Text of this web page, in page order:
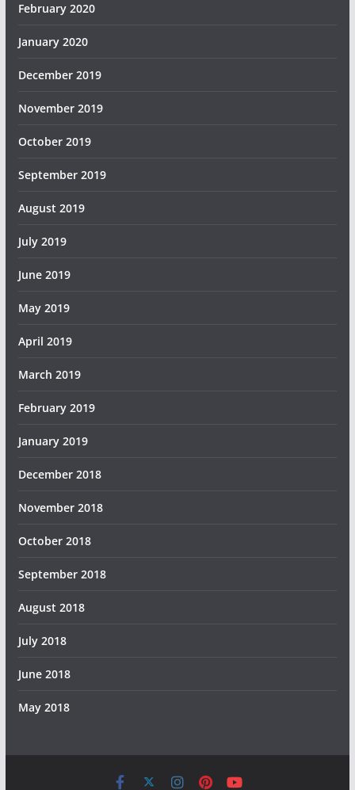
February 2020
January 2020
December 2019
November 2019
October 2019
September 2019
August 2019
July 2019
June 2019
May 2019
April 2019
March 2019
February 2019
January 2019
December 2018
November 2018
October 2018
September 2018
August 2018
July 2018
June 2018
May 2018